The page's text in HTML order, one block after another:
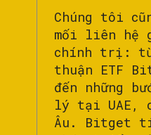
Chúng tôi
mối liên hệ
chính trị: từ
thuận ETF
đến những
lý tại UAE,
Âu. Bitget